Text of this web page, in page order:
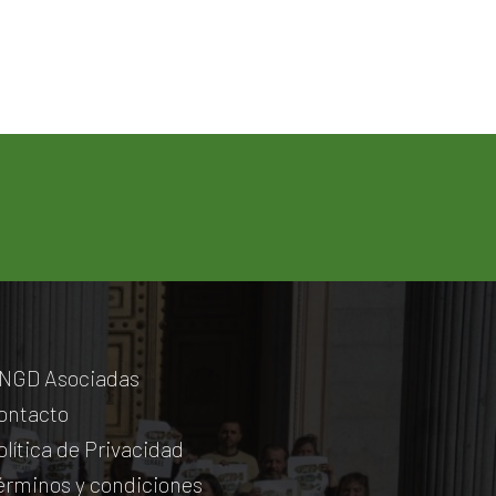
Asociadas
de Privacidad
y condiciones